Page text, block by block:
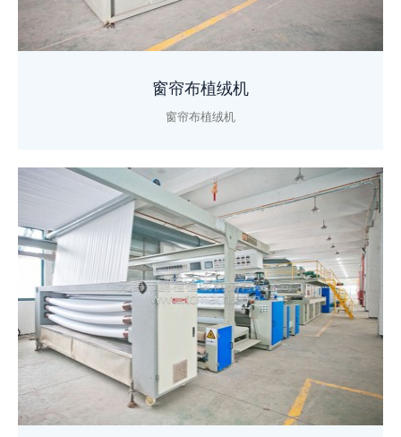
窗帘布植绒机
窗帘布植绒机